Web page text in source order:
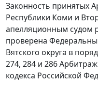
Законность принятых
Республики Коми и
апелляционным судом
проверена
Вятского округа в
274, 284 и 286
кодекса Российской